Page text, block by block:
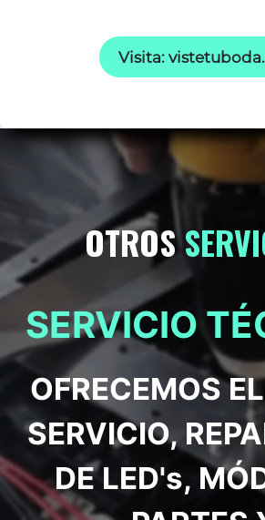
Visita:
OTROS
SERVICIO
OFRECEMOS
SERVICIO,
DE LED's,